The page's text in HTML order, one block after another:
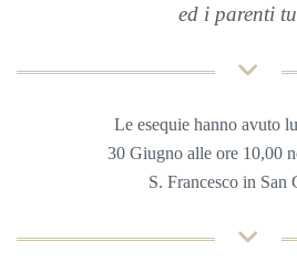
ed i parenti
Le esequie hanno avuto
30 Giugno alle ore 10,00
S. Francesco in San